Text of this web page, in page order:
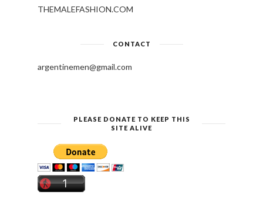
THEMALEFASHION.COM
CONTACT
argentinemen@gmail.com
PLEASE DONATE TO KEEP THIS
SITE ALIVE